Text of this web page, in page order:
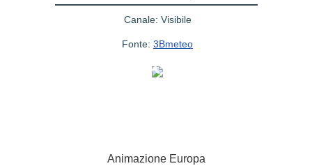
Canale: Visibile
Fonte: 3Bmeteo
Animazione Europa